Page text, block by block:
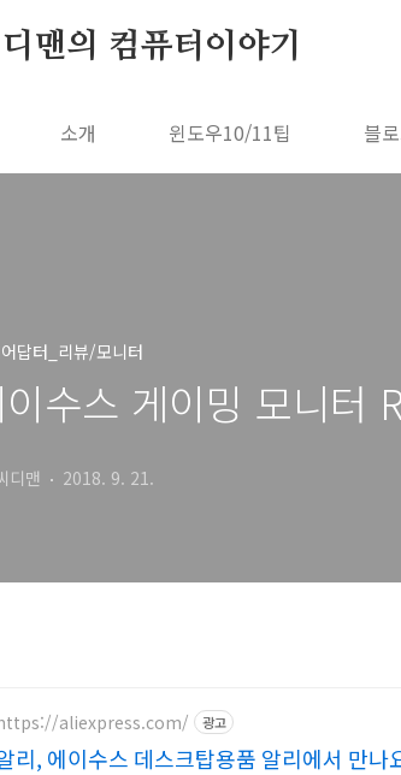
맨의 컴퓨터이야기
소개 윈도우10/11팁 블
답터_리뷰/모니터
수스 게이밍 모니터
디맨 2018. 9. 21.
aliexpress.com/ 광고
리, 에이수스 데스크탑용품 알리에서 만나